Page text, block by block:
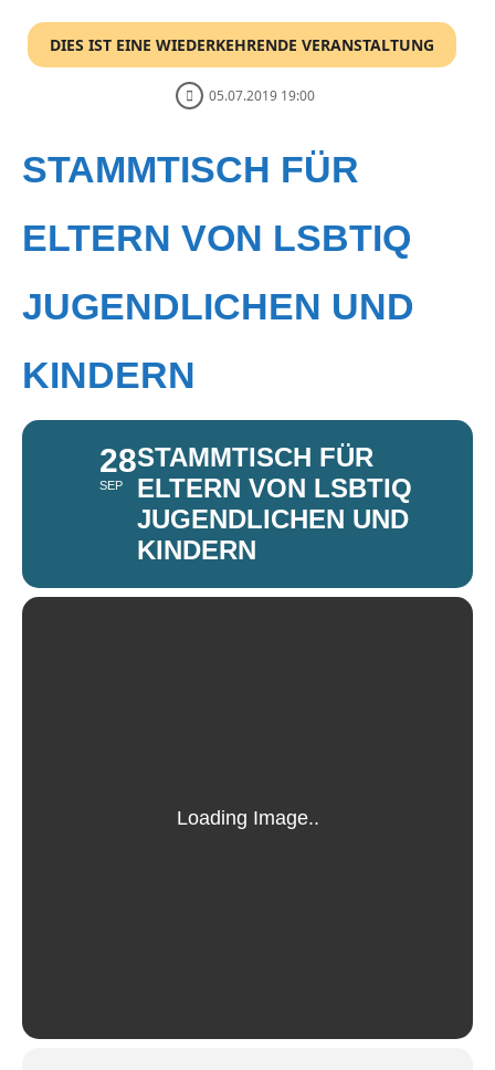
DIES IST EINE WIEDERKEHRENDE VERANSTALTUNG
05.07.2019 19:00
STAMMTISCH FÜR
ELTERN VON LSBTIQ
JUGENDLICHEN UND
KINDERN
28
SEP
STAMMTISCH FÜR
ELTERN VON LSBTIQ
JUGENDLICHEN UND
KINDERN